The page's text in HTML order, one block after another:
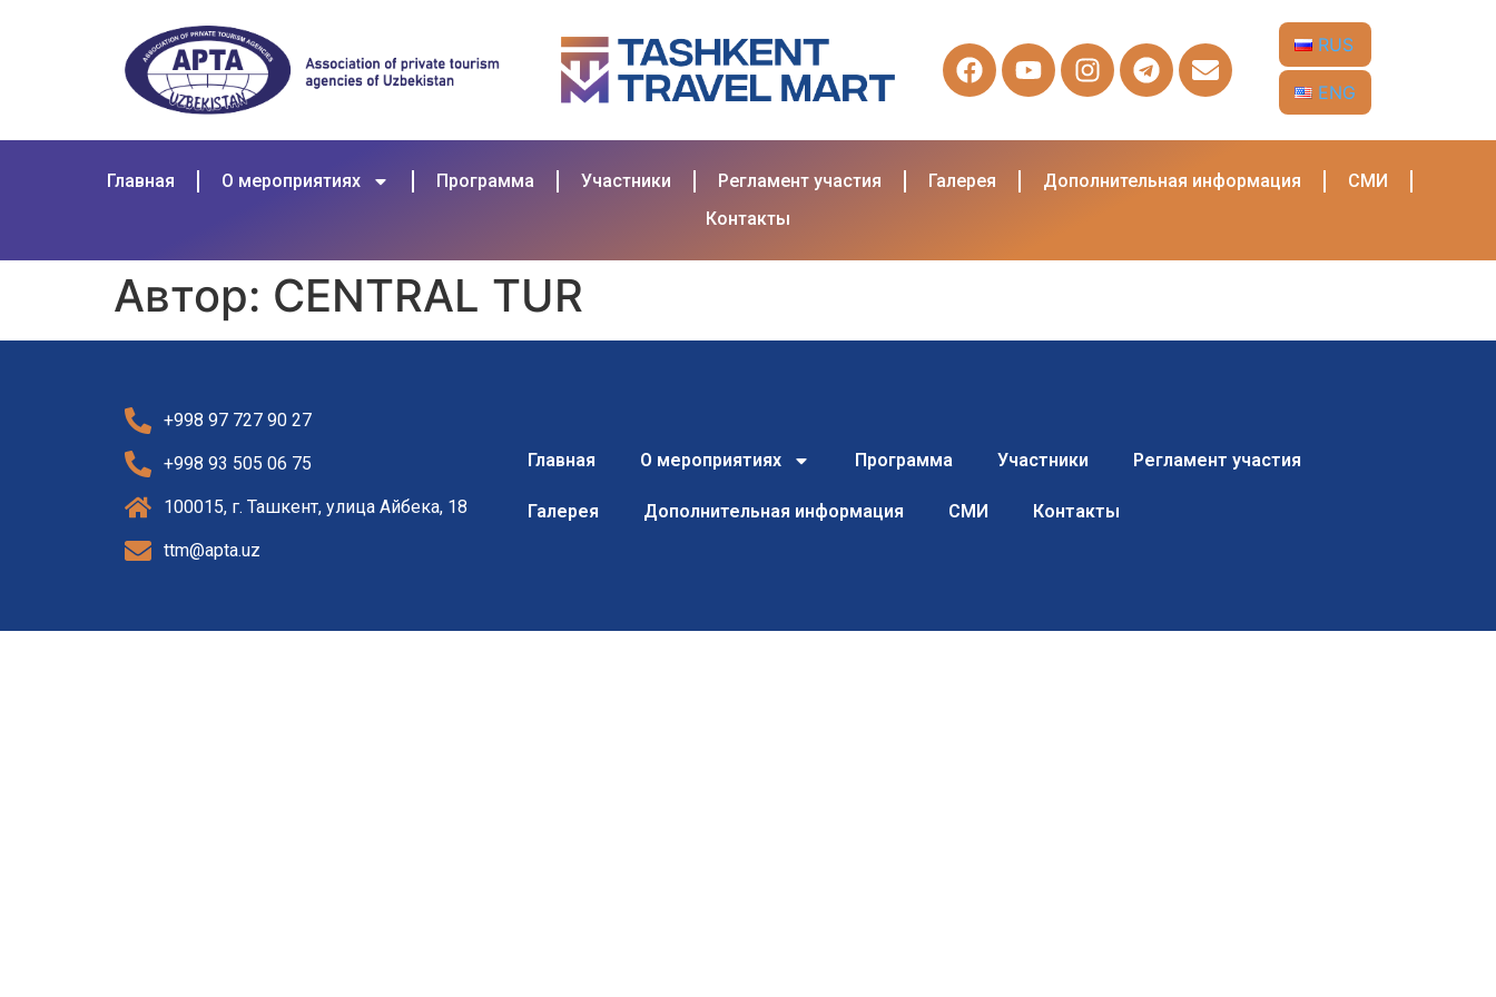
RUS
ENG
Главная О мероприятиях Программа Участники Регламент участия Галерея Дополнительная информация
СМИ
Контакты
Автор: CENTRAL TUR
+998 97 727 90 27
+998 93 505 06 75
100015, г. Ташкент, улица Айбека, 18
ttm@apta.uz
Главная О мероприятиях Программа Участники Регламент участия
Галерея Дополнительная информация СМИ Контакты